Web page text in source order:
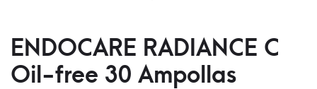
ENDOCARE RADIANCE C
Oil-free 30 Ampollas